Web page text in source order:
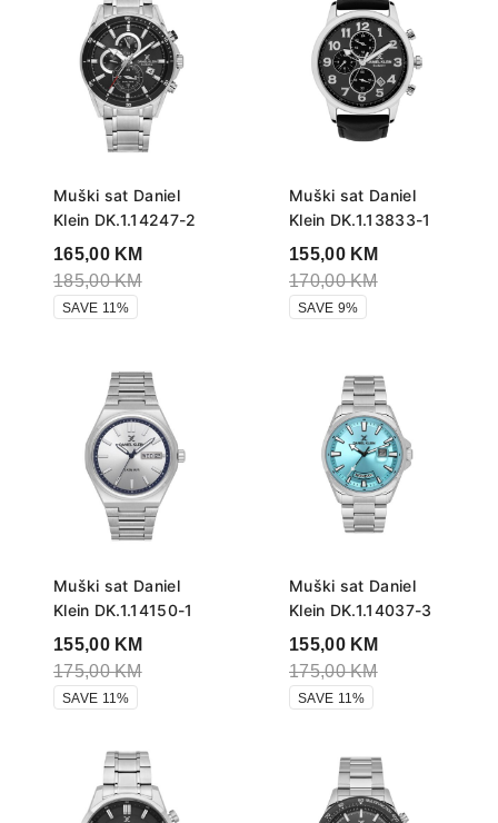
Muški sat Daniel
Klein DK.1.14247-2
165,00 KM
185,00KM
SAVE 11%
Muški sat Daniel
Klein DK.1.13833-1
155,00 KM
170,00KM
SAVE 9%
Muški sat Daniel
Klein DK.1.14150-1
155,00 KM
175,00KM
SAVE 11%
Muški sat Daniel
Klein DK.1.14037-3
155,00 KM
175,00KM
SAVE 11%